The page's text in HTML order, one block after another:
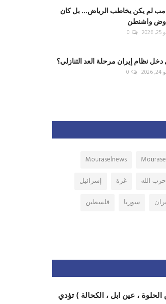
لم يكن يخاطب الرياض... بل كان
واشنطن
0
نظام إيران مرحلة العد التنازلي؟
0
Mouraselnews
حزب الله غزة
إسرائيل
سوريا
فلسطين
، عين ابل ، الكحالة ) تؤدي